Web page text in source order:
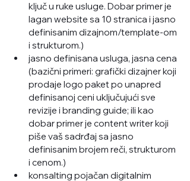
ključ u ruke usluge. Dobar primer je
lagan website sa 10 stranica i jasno
definisanim dizajnom/template-om
i strukturom.)
jasno definisana usluga, jasna cena
(bazični primeri: grafički dizajner koji
prodaje logo paket po unapred
definisanoj ceni uključujući sve
revizije i branding guide; ili kao
dobar primer je content writer koji
piše vaš sadrđaj sa jasno
definisanim brojem reči, strukturom
i cenom.)
konsalting pojačan digitalnim